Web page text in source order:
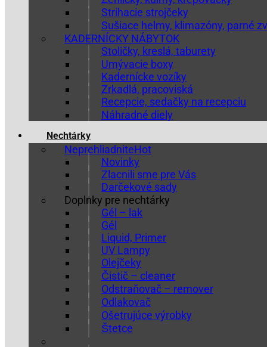
Strihacie strojčeky
Sušiace helmy, klimazóny, parné
KADERNÍCKY NÁBYTOK
Stoličky, kreslá, taburety
Umývacie boxy
Kadernícke vozíky
Zrkadlá, pracoviská
Recepcie, sedačky na recepciu
Náhradné diely
Nechtárky
Neprehliadnite
Novinky
Zlacnili sme pre Vás
Darčekové sady
Doplnky pre nechtárky
Gél – lak
Gél
Liquid, Primer
UV Lampy
Olejčeky
Čistič – cleaner
Odstraňovač – remover
Odlakovač
Ošetrujúce výrobky
Štetce